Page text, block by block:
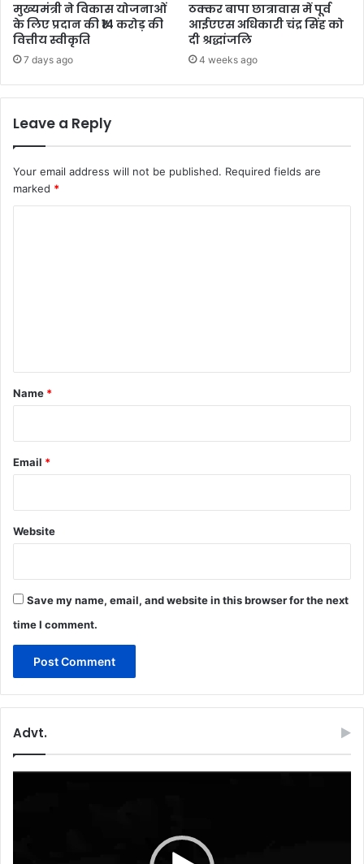
मुख्यमंत्री ने विकास योजनाओं
के लिए प्रदान की ₹14 करोड़ की
वित्तीय स्वीकृति
7 days ago
ठक्कर बापा छात्रावास में पूर्व
आईएएस अधिकारी चंद्र सिंह को
दी श्रद्धांजलि
4 weeks ago
Leave a Reply
Your email address will not be published. Required fields are
marked *
*
Name *
Email *
Website
Save my name, email, and website in this browser for the next
time I comment.
Advt.